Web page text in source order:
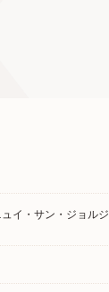
イ・サン・ジョルジ